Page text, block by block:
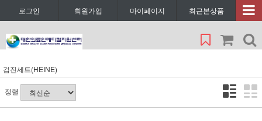
로그인 회원가입 마이페이지 최근본상품
검진세트(HEINE)
정렬